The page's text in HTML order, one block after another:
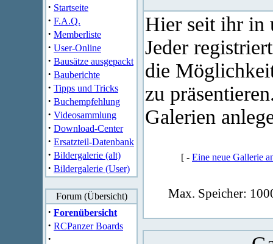
· Startseite
· F.A.Q.
· Memberliste
· User-Online
· Bausätze ausgepackt
· Bauberichte
· Tipps und Tricks
· Buchempfehlung
· Videosammlung
· Download-Center
· Ersatzteil-Datenbank
· Bildergalerie (alt)
· Bildergalerie (User)
Forum (Übersicht)
· Forenübersicht
· RCPanzer Boards
·
Hier seit ihr in
Jeder
die
zu
Galerien
[ - Eine neue Gallerie
Max. Speicher: